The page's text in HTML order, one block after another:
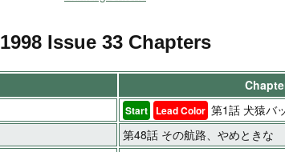
1998 Issue 33 Chapters
Start Lead Color 第1話 犬猿バ
第48話 その航路、やめときな